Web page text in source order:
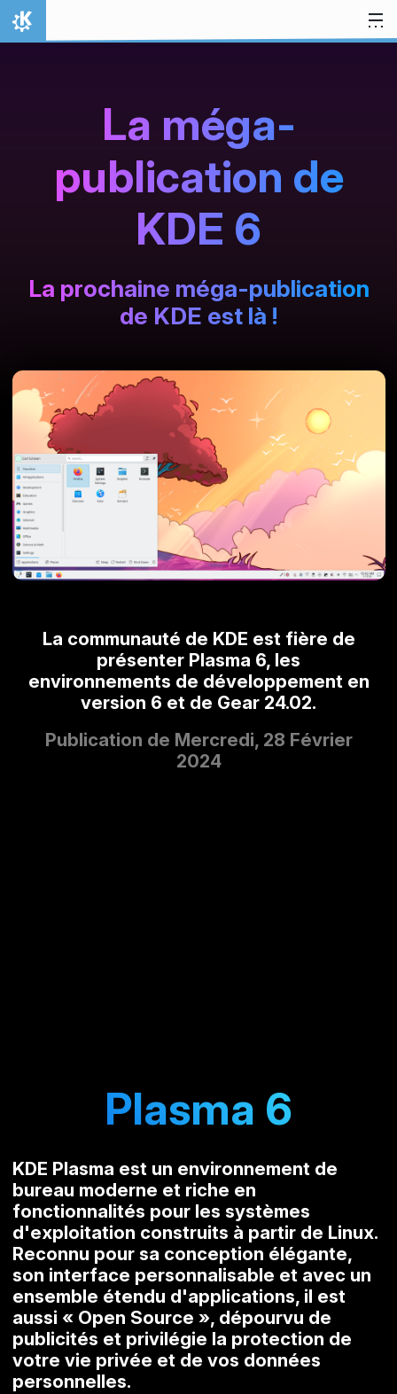
Aller directement au contenu
Accueil
La méga-
publication de
KDE 6
La prochaine méga-publication
de KDE est là !
La communauté de KDE est fière de
présenter Plasma 6, les
environnements de développement en
version 6 et de Gear 24.02.
Publication de Mercredi, 28 Février
2024
Plasma 6
KDE Plasma est un environnement de
bureau moderne et riche en
fonctionnalités pour les systèmes
d'exploitation construits à partir de Linux.
Reconnu pour sa conception élégante,
son interface personnalisable et avec un
ensemble étendu d'applications, il est
aussi « Open Source », dépourvu de
publicités et privilégie la protection de
votre vie privée et de vos données
personnelles.